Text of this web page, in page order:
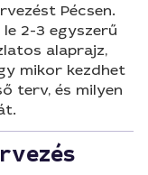
Pécsen.
2-3 egyszerű
alaprajz,
mikor kezdhet
terv, és milyen